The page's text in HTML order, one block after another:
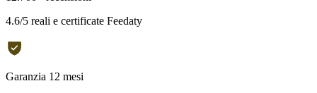
4.6/5 reali e certificate Feedaty
Garanzia 12 mesi